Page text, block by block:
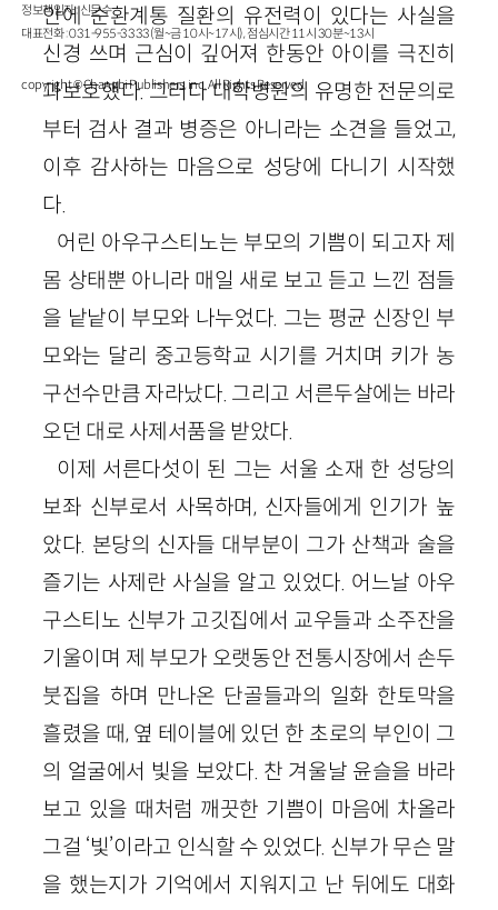
안에 순환계통 질환의 유전력이 있다는 사실을
신경 쓰며 근심이 깊어져 한동안 아이를 극진히
과보호했다. 그러다 대학병원의 유명한 전문의로
부터 검사 결과 병증은 아니라는 소견을 들었고,
이후 감사하는 마음으로 성당에 다니기 시작했
다.
어린 아우구스티노는 부모의 기쁨이 되고자 제
몸 상태뿐 아니라 매일 새로 보고 듣고 느낀 점들
을 낱낱이 부모와 나누었다. 그는 평균 신장인 부
모와는 달리 중고등학교 시기를 거치며 키가 농
구선수만큼 자라났다. 그리고 서른두살에는 바라
오던 대로 사제서품을 받았다.
이제 서른다섯이 된 그는 서울 소재 한 성당의
보좌 신부로서 사목하며, 신자들에게 인기가 높
았다. 본당의 신자들 대부분이 그가 산책과 술을
즐기는 사제란 사실을 알고 있었다. 어느날 아우
구스티노 신부가 고깃집에서 교우들과 소주잔을
기울이며 제 부모가 오랫동안 전통시장에서 손두
붓집을 하며 만나온 단골들과의 일화 한토막을
흘렸을 때, 옆 테이블에 있던 한 초로의 부인이 그
의 얼굴에서 빛을 보았다. 찬 겨울날 윤슬을 바라
보고 있을 때처럼 깨끗한 기쁨이 마음에 차올라
그걸 ‘빛’이라고 인식할 수 있었다. 신부가 무슨 말
을 했는지가 기억에서 지워지고 난 뒤에도 대화
정보책임자 : 신문수
대표전화 : 031-955-3333(월~금 10시~17시), 점심시간 11시 30분~13시
copyright © Changbi Publishers, inc. All Rights Reserved.